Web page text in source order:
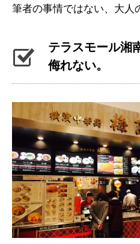
筆者の事情ではない、大人
テラスモール湘
侮れない。